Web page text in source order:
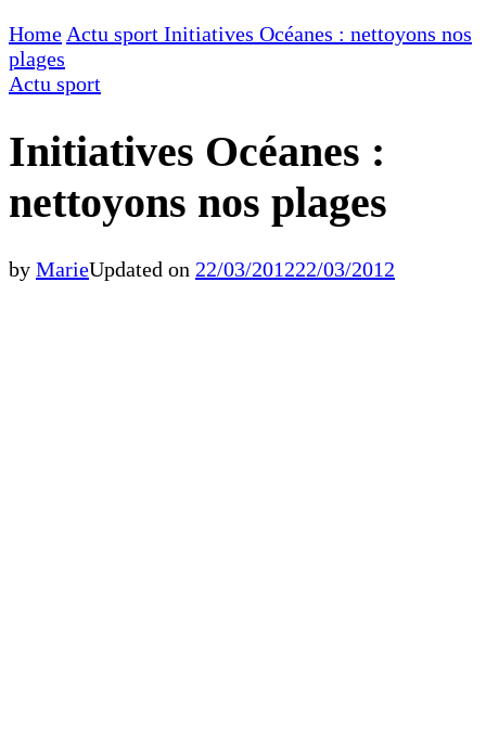
Home Actu sport Initiatives Océanes : nettoyons nos
plages
Actu sport
Initiatives Océanes :
nettoyons nos plages
by MarieUpdated on 22/03/201222/03/2012